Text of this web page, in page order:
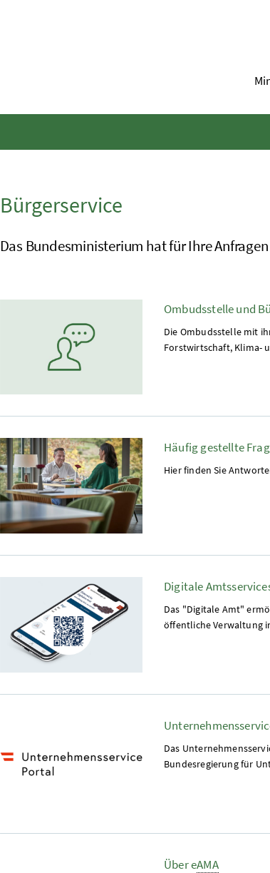
Bürgerservice
Das Bundesministerium hat für Ihre
Ombudsstelle und
Die Ombudsstelle mit
Forstwirtschaft, Klima-
Häufig gestellte
Hier finden Sie
Digitale
Das "Digitale Amt"
öffentliche Verwaltung
Das
Bundesregierung für
Über eAMA